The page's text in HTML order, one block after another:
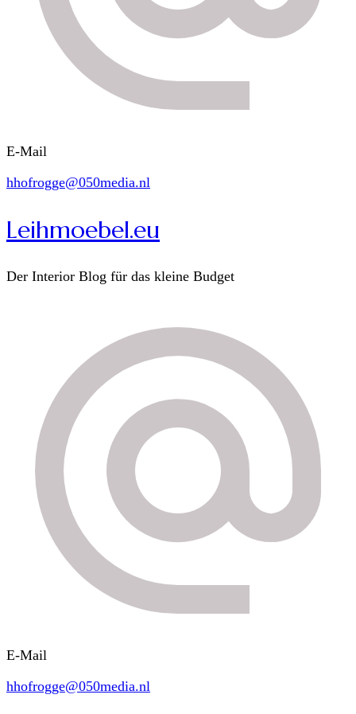
E-Mail
hhofrogge@050media.nl
Leihmoebel.eu
Der Interior Blog für das kleine Budget
E-Mail
hhofrogge@050media.nl